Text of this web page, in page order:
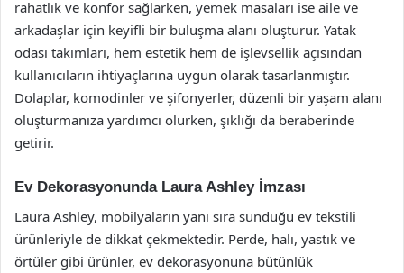
rahatlık ve konfor sağlarken, yemek masaları ise aile ve
arkadaşlar için keyifli bir buluşma alanı oluşturur. Yatak
odası takımları, hem estetik hem de işlevsellik açısından
kullanıcıların ihtiyaçlarına uygun olarak tasarlanmıştır.
Dolaplar, komodinler ve şifonyerler, düzenli bir yaşam alanı
oluşturmanıza yardımcı olurken, şıklığı da beraberinde
getirir.
Ev Dekorasyonunda Laura Ashley İmzası
Laura Ashley, mobilyaların yanı sıra sunduğu ev tekstili
ürünleriyle de dikkat çekmektedir. Perde, halı, yastık ve
örtüler gibi ürünler, ev dekorasyonuna bütünlük